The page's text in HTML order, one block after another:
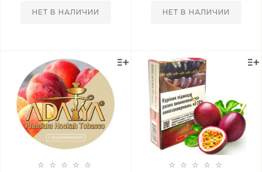
НЕТ В НАЛИЧИИ НЕТ В НАЛИЧИИ